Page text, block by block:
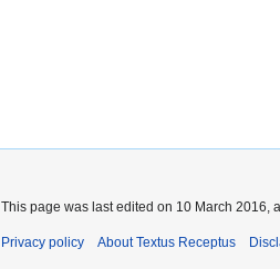
This page was last edited on 10 March 2016,
Privacy policy About Textus Receptus